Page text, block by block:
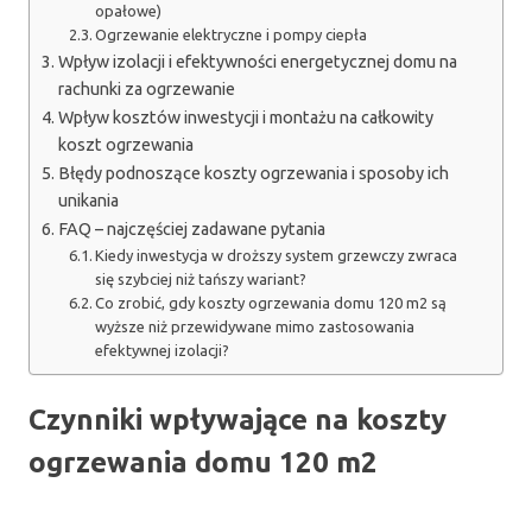
opałowe)
Ogrzewanie elektryczne i pompy ciepła
Wpływ izolacji i efektywności energetycznej domu na
rachunki za ogrzewanie
Wpływ kosztów inwestycji i montażu na całkowity
koszt ogrzewania
Błędy podnoszące koszty ogrzewania i sposoby ich
unikania
FAQ – najczęściej zadawane pytania
Kiedy inwestycja w droższy system grzewczy zwraca
się szybciej niż tańszy wariant?
Co zrobić, gdy koszty ogrzewania domu 120 m2 są
wyższe niż przewidywane mimo zastosowania
efektywnej izolacji?
Czynniki wpływające na koszty
ogrzewania domu 120 m2